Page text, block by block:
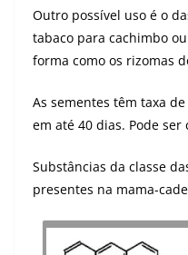
Outro possível uso é o
tabaco para cachimbo
forma como os rizomas
As sementes têm taxa
em até 40 dias. Pode
Substâncias da classe
presentes na mama-